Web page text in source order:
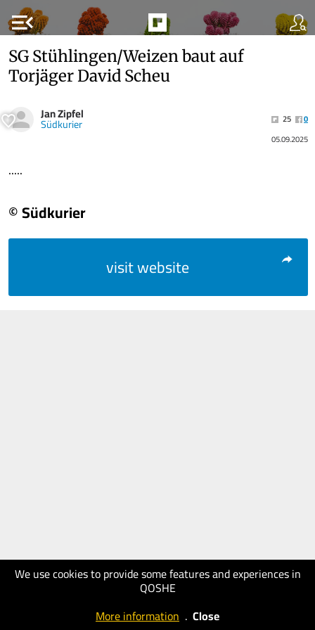
menu_open
We use cookies to provide some features and experiences in
QOSHE
More information . Close
SG Stühlingen/Weizen baut auf
Torjäger David Scheu
Jan Zipfel
Südkurier 25
0
05.09.2025
.....
© Südkurier
visit website